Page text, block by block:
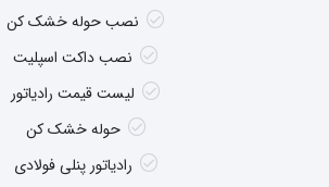
نصب حوله خشک کن
نصب داکت اسپلیت
لیست قیمت رادیاتور
حوله خشک کن
رادیاتور پنلی فولادی